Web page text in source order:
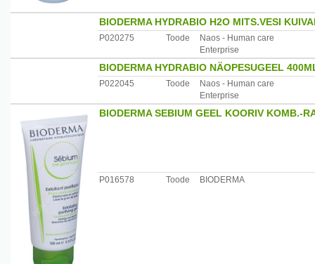
BIODERMA HYDRABIO H2O MITS.VESI
P020275 Toode
Naos - Human care
Enterprise
BIODERMA HYDRABIO NÄOPESUGEEL
P022045 Toode
Naos - Human care
Enterprise
BIODERMA SEBIUM GEEL KOORIV KOMB.-
P016578 Toode BIODERMA